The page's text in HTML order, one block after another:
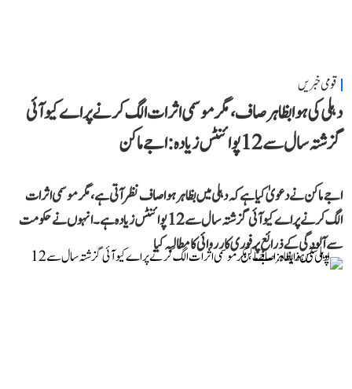
قومی خبریں
دہلی کی ہوا بظاہر صاف، مگر موسمی اثرات الگ کرنے پر اے کیو آئی
گزشتہ سال سے 12 پوائنٹس زیادہ: اجے ماکن
اجے ماکن نے دعویٰ کیا ہے کہ دہلی میں بظاہر ہوا صاف نظر آتی ہے، مگر موسمی اثرات
الگ کرنے پر اے کیو آئی گزشتہ سال سے 12 پوائنٹس زیادہ ہے۔ انہوں نے حکومت
سے آلودگی کے ذرائع پر فوری کارروائی کا مطالبہ کیا